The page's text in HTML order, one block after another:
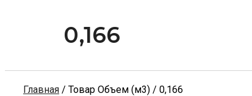
0,166
Главная / Товар Объем (м3) / 0,166